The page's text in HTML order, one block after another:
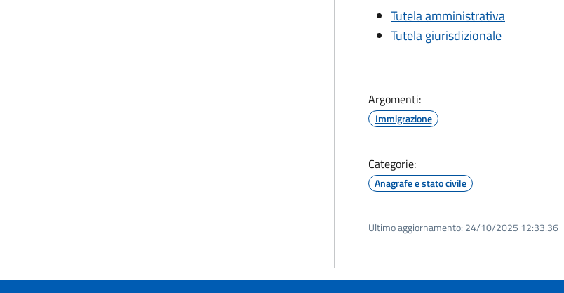
Tutela amministrativa
Tutela giurisdizionale
Argomenti:
Immigrazione
Categorie:
Anagrafe e stato civile
Ultimo aggiornamento: 24/10/2025 12:33.36